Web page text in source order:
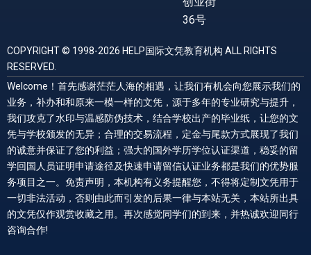
36号
COPYRIGHT © 1998-2026 HELP国际文凭教育机构 ALL RIGHTS
RESERVED.
Welcome！首先感谢茫茫人海的相遇，让我们有机会向您展示我们的
业务，补办和和原来一模一样的文凭，源于多年的专业研究与提升，
我们攻克了水印与温感防伪技术，结合学校出产的毕业纸，让您的文
凭与学校颁发的无异；合理的交易流程，定金与尾款方式展现了我们
的诚意并保证了您的利益；强大的国外学历学位认证渠道，稳妥的留
学回国人员证明申请途径及快速申请留信认证业务都是我们的优势服
务项目之一。免责声明，本机构有义务提醒您，不得将定制文凭用于
一切非法活动，否则由此而引发的后果一律与本站无关，本站所出具
的文凭仅作观赏收藏之用。再次感觉同学们的到来，并热诚欢迎同行
咨询合作!